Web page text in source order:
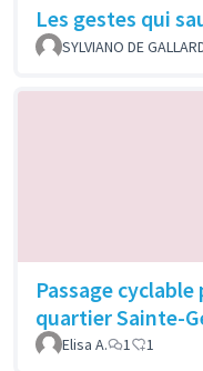
Les gestes qui
SYLVIANO DE
Passage
quartier Sainte-
Elisa A. 1 1